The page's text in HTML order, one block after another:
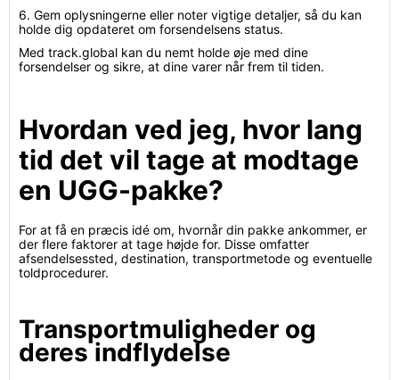
6. Gem oplysningerne eller noter vigtige detaljer, så du kan
holde dig opdateret om forsendelsens status.
Med track.global kan du nemt holde øje med dine
forsendelser og sikre, at dine varer når frem til tiden.
Hvordan ved jeg, hvor lang
tid det vil tage at modtage
en UGG-pakke?
For at få en præcis idé om, hvornår din pakke ankommer, er
der flere faktorer at tage højde for. Disse omfatter
afsendelsessted, destination, transportmetode og eventuelle
toldprocedurer.
Transportmuligheder og
deres indflydelse